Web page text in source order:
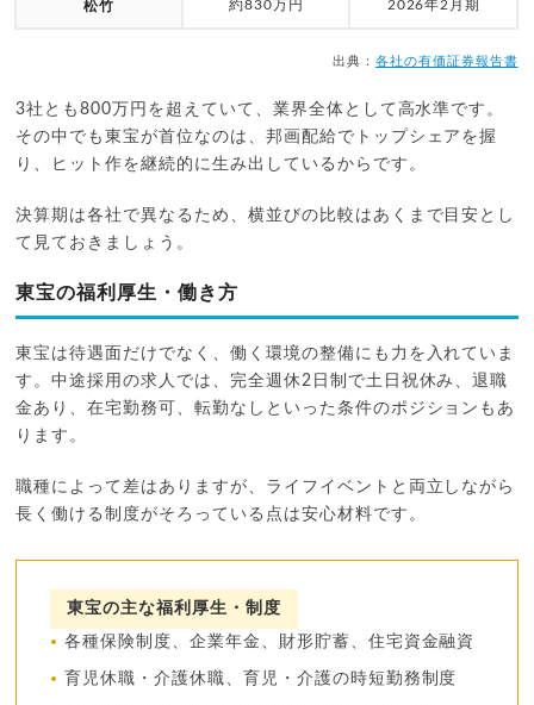
松竹 約830万円 2026年2月期
出典： 各社の有価証券報告書
3社とも800万円を超えていて、業界全体として高水準です。
その中でも東宝が首位なのは、邦画配給でトップシェアを握
り、ヒット作を継続的に生み出しているからです。
決算期は各社で異なるため、横並びの比較はあくまで目安とし
て見ておきましょう。
東宝の福利厚生・働き方
東宝は待遇面だけでなく、働く環境の整備にも力を入れていま
す。中途採用の求人では、完全週休2日制で土日祝休み、退職
金あり、在宅勤務可、転勤なしといった条件のポジションもあ
ります。
職種によって差はありますが、ライフイベントと両立しながら
長く働ける制度がそろっている点は安心材料です。
東宝の主な福利厚生・制度
各種保険制度、企業年金、財形貯蓄、住宅資金融資
育児休職・介護休職、育児・介護の時短勤務制度